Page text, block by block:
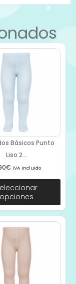
Básicos Punto
Liso 2...
€ IVA Incluido
opciones